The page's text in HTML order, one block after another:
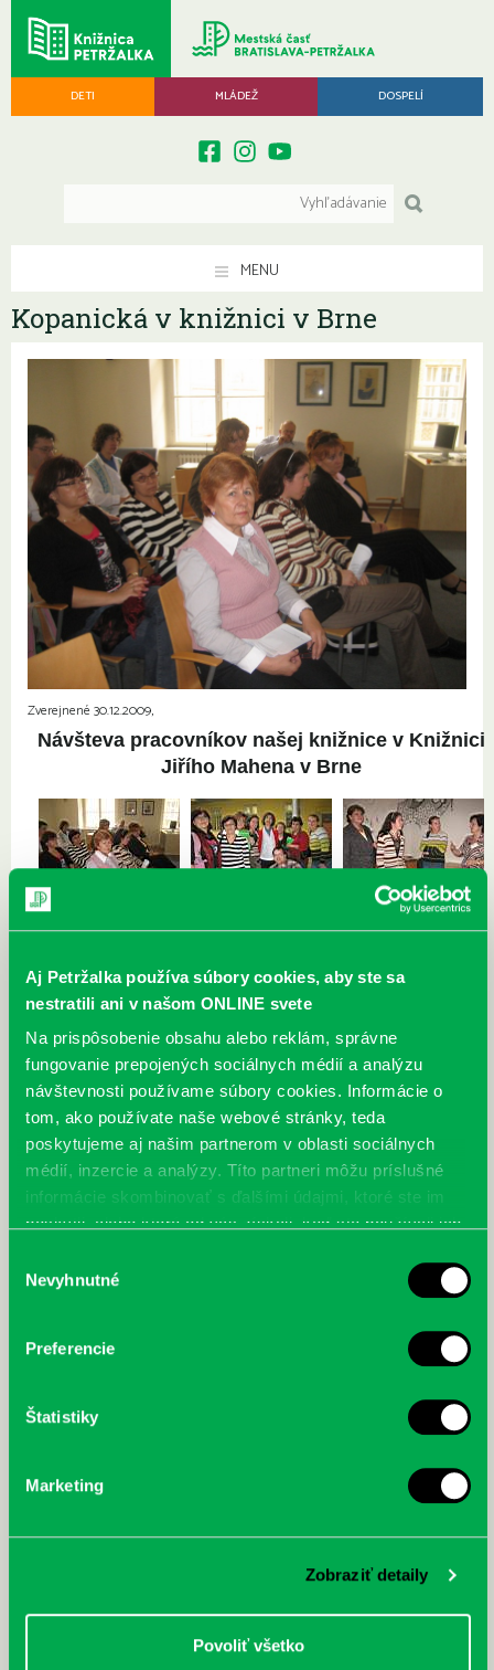
Aj Petržalka používa súbory cookies, aby ste sa
nestratili ani v našom ONLINE svete
Na prispôsobenie obsahu alebo reklám, správne
fungovanie prepojených sociálnych médií a analýzu
návštevnosti používame súbory cookies. Informácie o
tom, ako používate naše webové stránky, teda
poskytujeme aj našim partnerom v oblasti sociálnych
médií, inzercie a analýzy. Títo partneri môžu príslušné
informácie skombinovať s ďalšími údajmi, ktoré ste im
poskytli, alebo ktoré od vás získali, keď ste používali ich
súhlasu
Nevyhnutné
Preferencie
Štatistiky
Marketing
Zobraziť detaily
Povoliť všetko
DETI MLÁDEŽ DOSPELÍ
MENU
Kopanická v knižnici v Brne
Zverejnené 30.12.2009,
Návšteva pracovníkov našej knižnice v Knižnici
Jiřího Mahena v Brne
brno-04.jpg brno-05.jpg brno-06.jpg
brno-07.jpg brno-08.jpg brno-09.jpg
Najnovšie
„Ochlaď sa!“ v petržalskej knižnici na
30.07.2026
Letné horúčavy dajú zabrať každému z nás.